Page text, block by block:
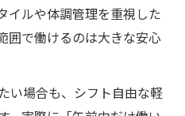
イルや体調管理を重視した
囲で働けるのは大きな安心
い場合も、シフト自由な軽